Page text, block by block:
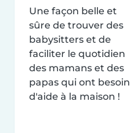
Une façon belle et
sûre de trouver des
babysitters et de
faciliter le quotidien
des mamans et des
papas qui ont besoin
d'aide à la maison !